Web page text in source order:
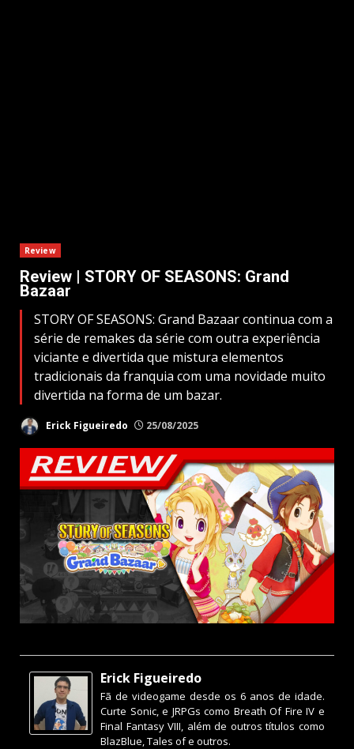
Review
Review | STORY OF SEASONS: Grand
Bazaar
STORY OF SEASONS: Grand Bazaar continua com a
série de remakes da série com outra experiência
viciante e divertida que mistura elementos
tradicionais da franquia com uma novidade muito
divertida na forma de um bazar.
Erick Figueiredo 25/08/2025
Erick Figueiredo
Fã de videogame desde os 6 anos de idade.
Curte Sonic, e JRPGs como Breath Of Fire IV e
Final Fantasy VIII, além de outros títulos como
BlazBlue, Tales of e outros.